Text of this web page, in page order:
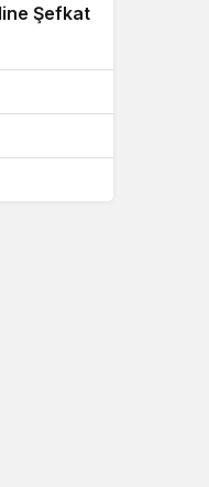
Şefkat
Kontrol